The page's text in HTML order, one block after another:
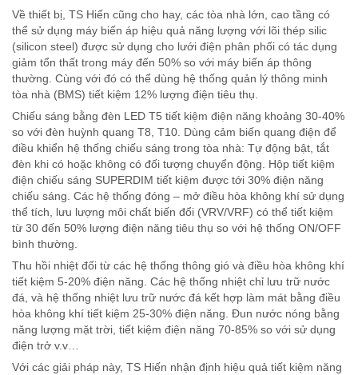
Về thiết bị, TS Hiến cũng cho hay, các tòa nhà lớn, cao tầng có
thể sử dụng máy biến áp hiệu quả năng lượng với lõi thép silic
(silicon steel) được sử dụng cho lưới điện phân phối có tác dụng
giảm tổn thất trong máy đến 50% so với máy biến áp thông
thường. Cùng với đó có thể dùng hệ thống quản lý thông minh
tòa nhà (BMS) tiết kiệm 12% lượng điện tiêu thụ.
Chiếu sáng bằng đèn LED T5 tiết kiệm điện năng khoảng 30-40%
so với đèn huỳnh quang T8, T10. Dùng cảm biến quang điện để
điều khiển hệ thống chiếu sáng trong tòa nhà: Tự động bật, tắt
đèn khi có hoặc không có đối tượng chuyển động. Hộp tiết kiệm
điện chiếu sáng SUPERDIM tiết kiệm được tới 30% điện năng
chiếu sáng. Các hệ thống đóng – mở điều hòa không khí sử dụng
thể tích, lưu lượng môi chất biến đổi (VRV/VRF) có thể tiết kiệm
từ 30 đến 50% lượng điện năng tiêu thụ so với hệ thống ON/OFF
bình thường.
Thu hồi nhiệt đối từ các hệ thống thông gió và điều hòa không khí
tiết kiệm 5-20% điện năng. Các hệ thống nhiệt chỉ lưu trữ nước
đá, và hệ thống nhiệt lưu trữ nước đá kết hợp làm mát bằng điều
hòa không khí tiết kiệm 25-30% điện năng. Đun nước nóng bằng
năng lượng mặt trời, tiết kiệm điện năng 70-85% so với sử dụng
điện trở v.v…
Với các giải pháp này, TS Hiến nhận định hiệu quả tiết kiệm năng